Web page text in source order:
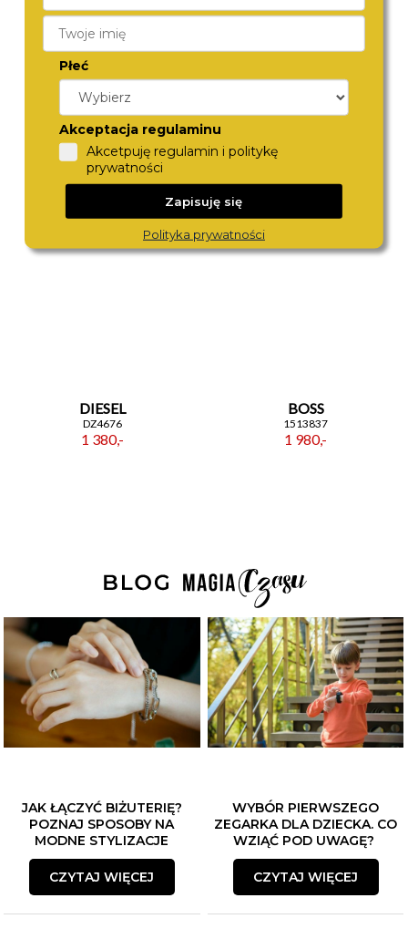
GARMIN
010-03398-00
2 460,-
DIESEL
DZ4676
1 380,-
BOSS
1513837
1 980,-
JAK ŁĄCZYĆ BIŻUTERIĘ?
POZNAJ SPOSOBY NA
MODNE STYLIZACJE
CZYTAJ WIĘCEJ
WYBÓR PIERWSZEGO
ZEGARKA DLA DZIECKA. CO
WZIĄĆ POD UWAGĘ?
CZYTAJ WIĘCEJ
Płeć
Akceptacja regulaminu
Akcetpuję regulamin i politykę
prywatności
Zapisuję się
Polityka prywatności